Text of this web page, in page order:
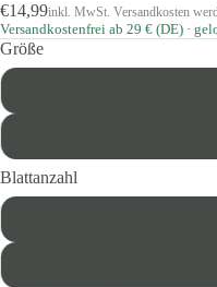
€14,99inkl. MwSt. Versandkosten
Versandkostenfrei ab 29 € (DE) ·
Größe
Blattanzahl